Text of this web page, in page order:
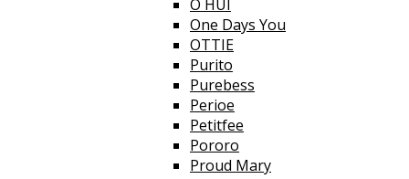
O HUI
One Days You
OTTIE
Purito
Purebess
Perioe
Petitfee
Pororo
Proud Mary